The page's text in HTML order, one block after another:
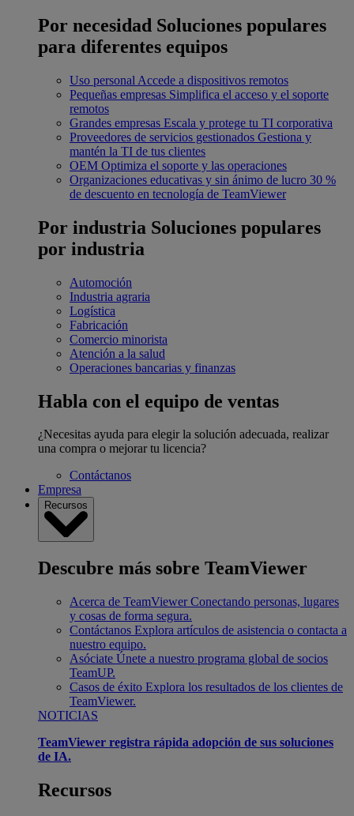
Por necesidad Soluciones populares
para diferentes equipos
Uso personal Accede a dispositivos remotos
Pequeñas empresas Simplifica el acceso y el soporte
remotos
Grandes empresas Escala y protege tu TI corporativa
Proveedores de servicios gestionados Gestiona y
mantén la TI de tus clientes
OEM Optimiza el soporte y las operaciones
Organizaciones educativas y sin ánimo de lucro 30 %
de descuento en tecnología de TeamViewer
Por industria Soluciones populares
por industria
Automoción
Industria agraria
Logística
Fabricación
Comercio minorista
Atención a la salud
Operaciones bancarias y finanzas
Habla con el equipo de ventas
¿Necesitas ayuda para elegir la solución adecuada, realizar
una compra o mejorar tu licencia?
Contáctanos
Empresa
Recursos
Descubre más sobre TeamViewer
Acerca de TeamViewer Conectando personas, lugares
y cosas de forma segura.
Contáctanos Explora artículos de asistencia o contacta a
nuestro equipo.
Asóciate Únete a nuestro programa global de socios
TeamUP.
Casos de éxito Explora los resultados de los clientes de
TeamViewer.
NOTICIAS
TeamViewer registra rápida adopción de sus soluciones
de IA.
Recursos